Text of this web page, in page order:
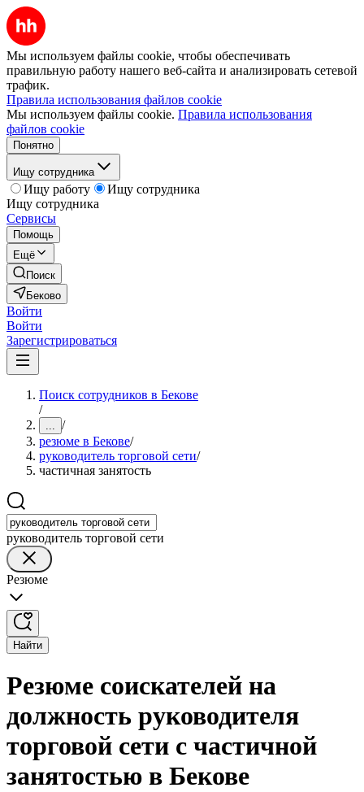
Мы используем файлы cookie, чтобы обеспечивать
правильную работу нашего веб-сайта и анализировать сетевой
трафик.
Правила использования файлов cookie
Мы используем файлы cookie. Правила использования
файлов cookie
Понятно
Ищу сотрудника
Ищу работу
Ищу сотрудника
Ищу сотрудника
Сервисы
Помощь
Ещё
Поиск
Беково
Войти
Войти
Зарегистрироваться
Поиск сотрудников в Бекове
/
... /
резюме в Бекове/
руководитель торговой сети/
частичная занятость
руководитель торговой сети
Резюме
Найти
Резюме соискателей на
должность руководителя
торговой сети с частичной
занятостью в Бекове